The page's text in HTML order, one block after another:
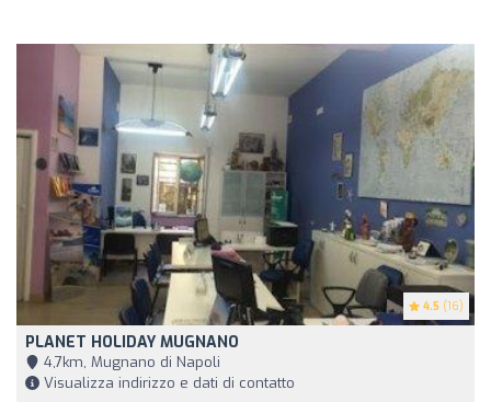
4.5 (16)
PLANET HOLIDAY MUGNANO
4,7km, Mugnano di Napoli
Visualizza indirizzo e dati di contatto